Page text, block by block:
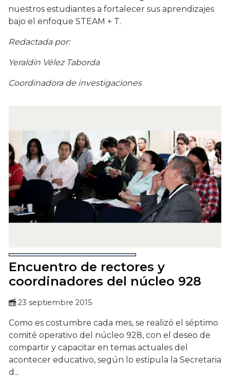
nuestros estudiantes a fortalecer sus aprendizajes
bajo el enfoque STEAM + T.
Redactada por:
Yeraldín Vélez Taborda
Coordinadora de investigaciones
Encuentro de rectores y
coordinadores del núcleo 928
23 septiembre 2015
Como es costumbre cada mes, se realizó el séptimo
comité operativo del núcleo 928, con el deseo de
compartir y capacitar en temas actuales del
acontecer educativo, según lo estipula la Secretaria
d...